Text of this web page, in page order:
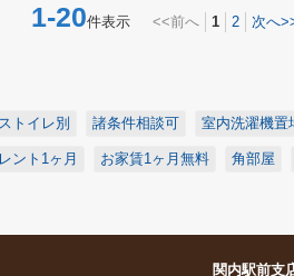
1-20件表示 <<前へ 1 2 次へ
トイレ別 諸条件相談可 室内洗濯機置
ント1ヶ月 お家賃1ヶ月無料 角部屋
関内駅前支